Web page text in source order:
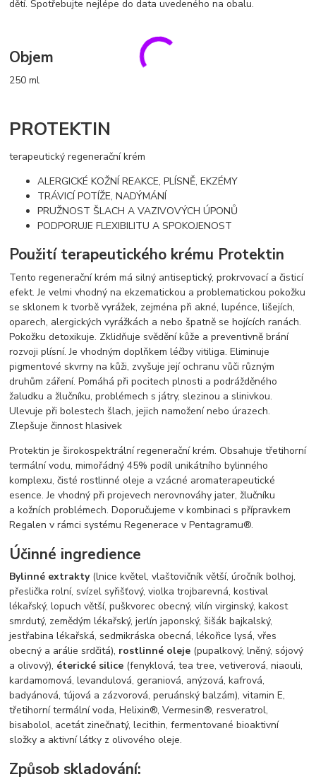
dětí. Spotřebujte nejlépe do data uvedeného na obalu.
Objem
250 ml
PROTEKTIN
terapeutický regenerační krém
ALERGICKÉ KOŽNÍ REAKCE, PLÍSNĚ, EKZÉMY
TRÁVICÍ POTÍŽE, NADÝMÁNÍ
PRUŽNOST ŠLACH A VAZIVOVÝCH ÚPONŮ
PODPORUJE FLEXIBILITU A SPOKOJENOST
Použití terapeutického krému Protektin
Tento regenerační krém má silný antiseptický, prokrvovací a čisticí
efekt. Je velmi vhodný na ekzematickou a problematickou pokožku
se sklonem k tvorbě vyrážek, zejména při akné, lupénce, lišejích,
oparech, alergických vyrážkách a nebo špatně se hojících ranách.
Pokožku detoxikuje. Zklidňuje svědění kůže a preventivně brání
rozvoji plísní. Je vhodným doplňkem léčby vitiliga. Eliminuje
pigmentové skvrny na kůži, zvyšuje její ochranu vůči různým
druhům záření. Pomáhá při pocitech plnosti a podrážděného
žaludku a žlučníku, problémech s játry, slezinou a slinivkou.
Ulevuje při bolestech šlach, jejich namožení nebo úrazech.
Zlepšuje činnost hlasivek
Protektin je širokospektrální regenerační krém. Obsahuje třetihorní
termální vodu, mimořádný 45% podíl unikátního bylinného
komplexu, čisté rostlinné oleje a vzácné aromaterapeutické
esence. Je vhodný při projevech nerovnováhy jater, žlučníku
a kožních problémech. Doporučujeme v kombinaci s přípravkem
Regalen v rámci systému Regenerace v Pentagramu®.
Účinné ingredience
Bylinné extrakty(lnice květel, vlaštovičník větší, úročník bolhoj,
přeslička rolní, svízel syřišťový, violka trojbarevná, kostival
lékařský, lopuch větší, puškvorec obecný, vilín virginský, kakost
smrdutý, zemědým lékařský, jerlín japonský, šišák bajkalský,
jestřabina lékařská, sedmikráska obecná, lékořice lysá, vřes
obecný a arálie srdčitá), rostlinné oleje (pupalkový, lněný, sójový
a olivový), éterické silice (fenyklová, tea tree, vetiverová, niaouli,
kardamomová, levandulová, geraniová, anýzová, kafrová,
badyánová, tújová a zázvorová, peruánský balzám), vitamin E,
třetihorní termální voda, Helixin®, Vermesin®, resveratrol,
bisabolol, acetát zinečnatý, lecithin, fermentované bioaktivní
složky a aktivní látky z olivového oleje.
Způsob skladování: